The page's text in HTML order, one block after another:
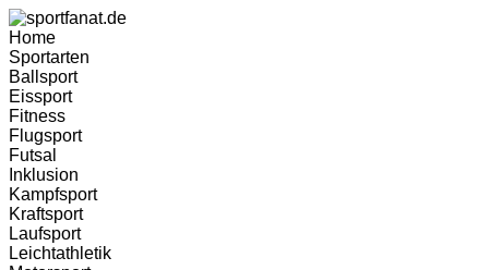
Home
Sportarten
Ballsport
Eissport
Fitness
Flugsport
Futsal
Inklusion
Kampfsport
Kraftsport
Laufsport
Leichtathletik